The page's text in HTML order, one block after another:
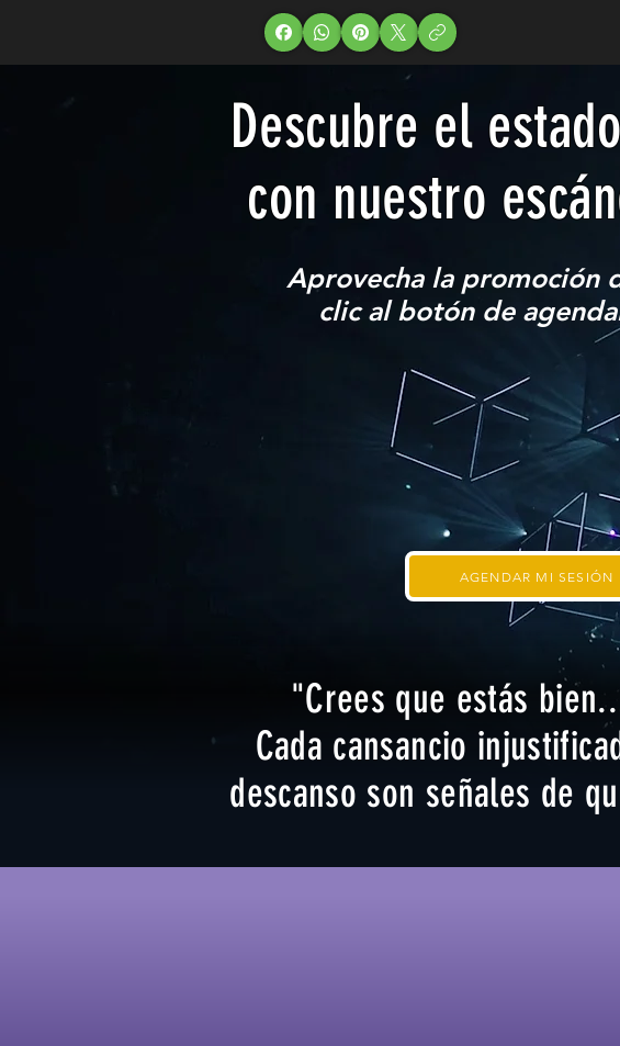
Descubre el
con nuestro
AGENDAR MI SESIÓN
Aprovecha la
clic al botón de
"Crees que estás
Cada cansancio
descanso son señales de